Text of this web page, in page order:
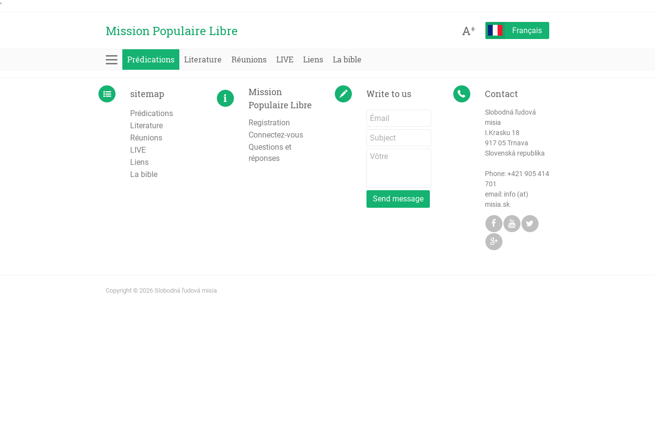
'
Mission Populaire Libre A+ Français
Prédications Literature Réunions LIVE Liens La bible
sitemap
Prédications
Literature
Réunions
LIVE
Liens
La bible
Mission
Populaire Libre
Registration
Connectez-vous
Questions et
réponses
Write to us
Send message
Contact
Slobodná ľudová
misia
I.Krasku 18
917 05 Trnava
Slovenská republika
Phone:+421 905 414
701
email: info (at)
misia.sk
Copyright © 2026 Slobodná ľudová misia